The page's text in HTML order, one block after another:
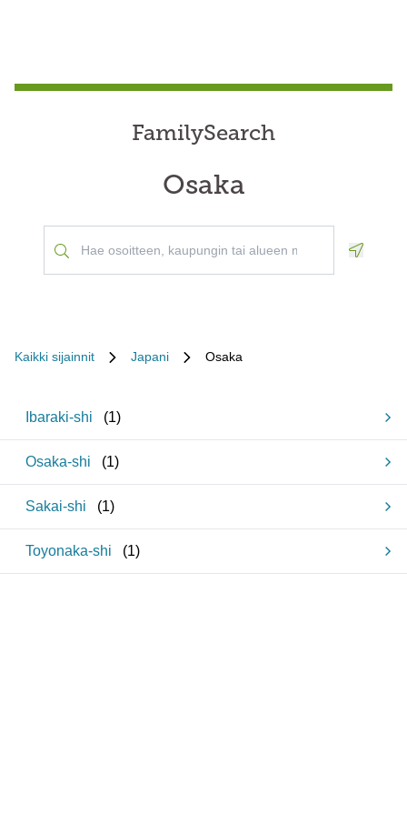
FamilySearch
Osaka
Kaikki sijainnit Japani Osaka
Ibaraki-shi (1)
Osaka-shi (1)
Sakai-shi (1)
Toyonaka-shi (1)